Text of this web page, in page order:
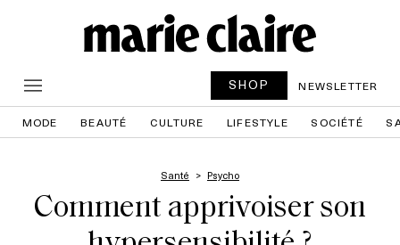
SHOP NEWSLETTER
MODE BEAUTÉ CULTURE LIFESTYLE SOCIÉTÉ
Santé Psycho
Comment apprivoiser son